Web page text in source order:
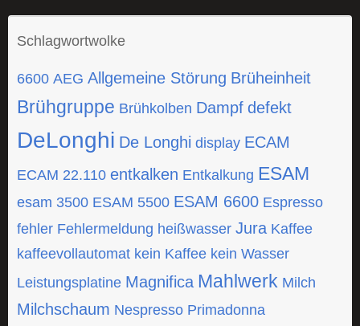
Schlagwortwolke
6600 AEG Allgemeine Störung Brüheinheit
Brühgruppe Brühkolben Dampf defekt
DeLonghi De Longhi display ECAM
ECAM 22.110 entkalken Entkalkung ESAM
esam 3500 ESAM 5500 ESAM 6600 Espresso
fehler Fehlermeldung heißwasser Jura Kaffee
kaffeevollautomat kein Kaffee kein Wasser
Leistungsplatine Magnifica Mahlwerk Milch
Milchschaum Nespresso Primadonna